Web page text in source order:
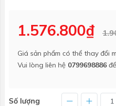
1.576.800₫
Giá sản phẩm có thể thay đổi
Vui lòng liên hệ 0799698886
Số lượng